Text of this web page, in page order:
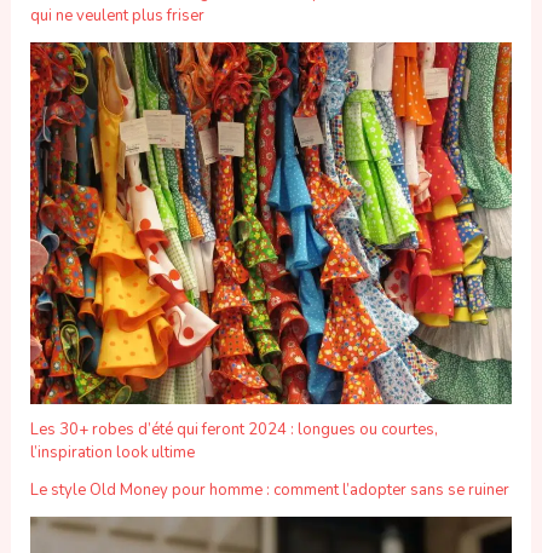
qui ne veulent plus friser
Les 30+ robes d’été qui feront 2024 : longues ou courtes,
l’inspiration look ultime
Le style Old Money pour homme : comment l’adopter sans se ruiner